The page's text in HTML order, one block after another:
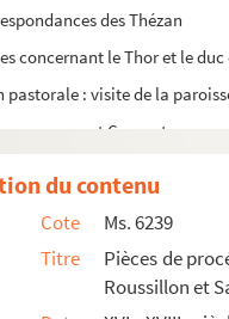
des Thézan
concernant le Thor et le
pastorale : visite de la
concernant Carpentras
concernant Monteux
du contenu
Cote
Ms. 6239
Titre
Pièces de
Roussillon et